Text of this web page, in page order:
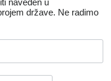
naveden u
države. Ne radimo